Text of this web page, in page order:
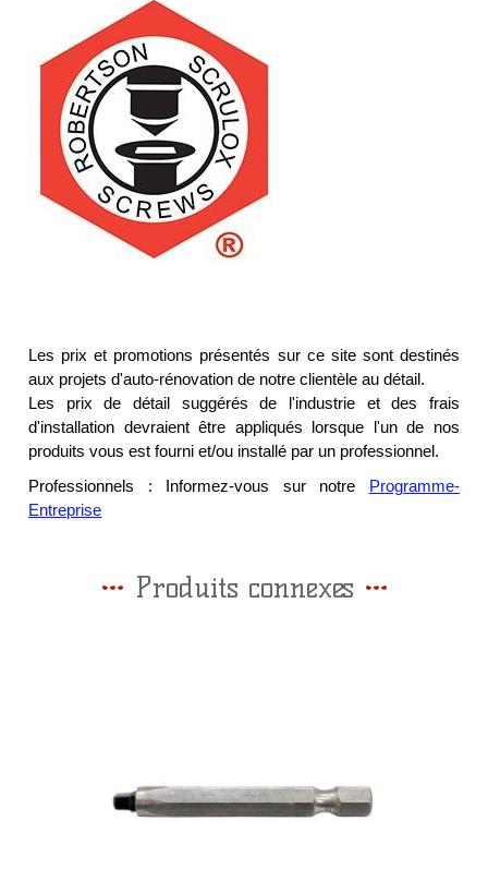
Les prix et promotions présentés sur ce site sont destinés
aux projets d'auto-rénovation de notre clientèle au détail.
Les prix de détail suggérés de l'industrie et des frais
d'installation devraient être appliqués lorsque l'un de nos
produits vous est fourni et/ou installé par un professionnel.
Professionnels : Informez-vous sur notre
Programme-
Entreprise
Produits connexes